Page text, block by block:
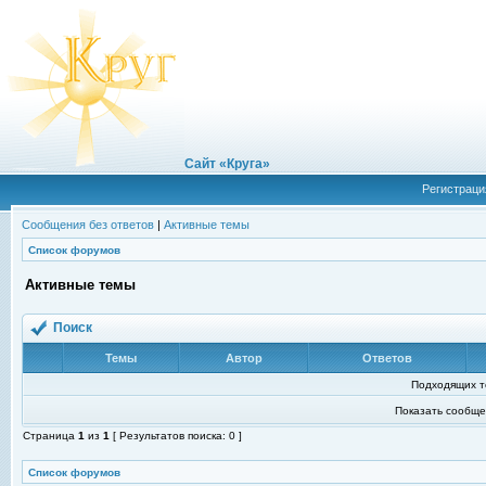
Сайт «Круга»
Сообщения без ответов | Активные темы
Список форумов
Активные темы
Поиск
Темы Автор Ответов
Подходящих
Показать
Страница 1 из 1 [ Результатов поиска: 0 ]
Список форумов